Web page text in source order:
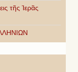
τῆς Ἱερᾶς